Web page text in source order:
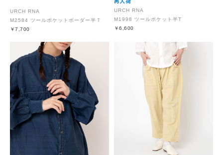
URCH RNA
M2584 ツールポケットボーダー半Ｔ
￥7,700
URCH RNA
M1998 ツールポケット半T
￥6,600